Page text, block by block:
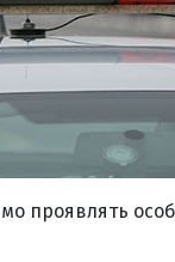
проявлять